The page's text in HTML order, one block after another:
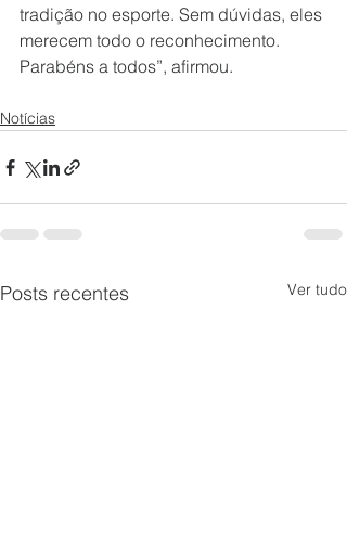
tradição no esporte. Sem dúvidas, eles
merecem todo o reconhecimento.
Parabéns a todos”, afirmou.
Notícias
Posts recentes Ver tudo